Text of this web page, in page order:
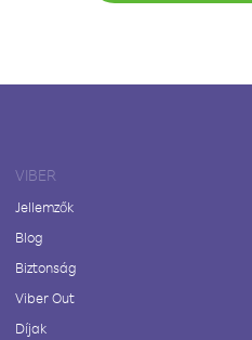
VIBER
Jellemzők
Blog
Biztonság
Viber Out
Díjak